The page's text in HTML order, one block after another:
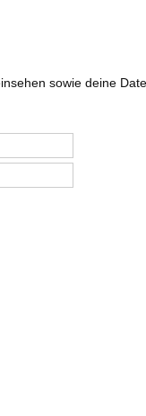
sowie deine